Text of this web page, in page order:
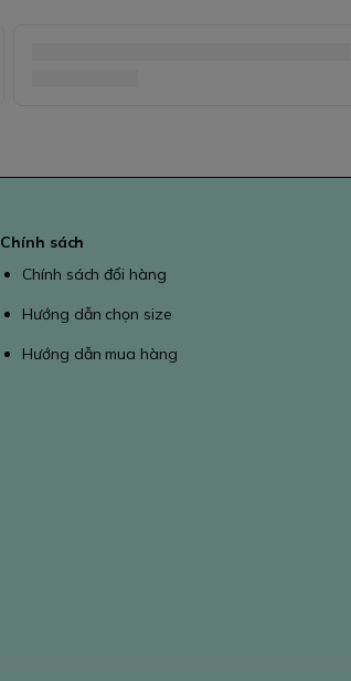
Chính sách
Chính sách đổi hàng
Hướng dẫn chọn size
Hướng dẫn mua hàng